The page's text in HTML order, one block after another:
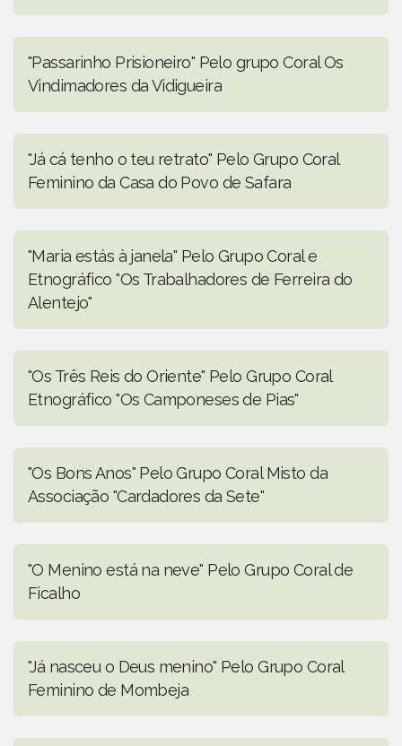
"Passarinho Prisioneiro" Pelo grupo Coral Os
Vindimadores da Vidigueira
"Já cá tenho o teu retrato" Pelo Grupo Coral
Feminino da Casa do Povo de Safara
"Maria estás à janela" Pelo Grupo Coral e
Etnográfico "Os Trabalhadores de Ferreira do
Alentejo"
"Os Três Reis do Oriente" Pelo Grupo Coral
Etnográfico "Os Camponeses de Pias"
"Os Bons Anos" Pelo Grupo Coral Misto da
Associação "Cardadores da Sete"
"O Menino está na neve" Pelo Grupo Coral de
Ficalho
"Já nasceu o Deus menino" Pelo Grupo Coral
Feminino de Mombeja